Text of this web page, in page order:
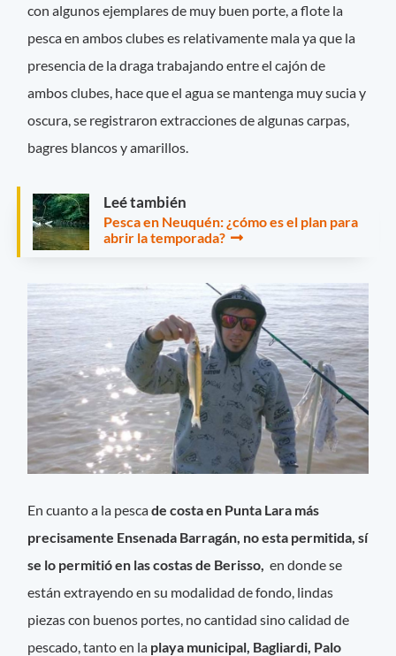
con algunos ejemplares de muy buen porte, a flote la
pesca en ambos clubes es relativamente mala ya que la
presencia de la draga trabajando entre el cajón de
ambos clubes, hace que el agua se mantenga muy sucia y
oscura, se registraron extracciones de algunas carpas,
bagres blancos y amarillos.
Leé también
Pesca en Neuquén: ¿cómo es el plan para
abrir la temporada?
En cuanto a la pescade costa en Punta Lara más
precisamente Ensenada Barragán, no esta permitida, sí
se lo permitió en las costas de Berisso, en donde se
están extrayendo en su modalidad de fondo, lindas
piezas con buenos portes, no cantidad sino calidad de
pescado, tanto en la playa municipal, Bagliardi, Palo